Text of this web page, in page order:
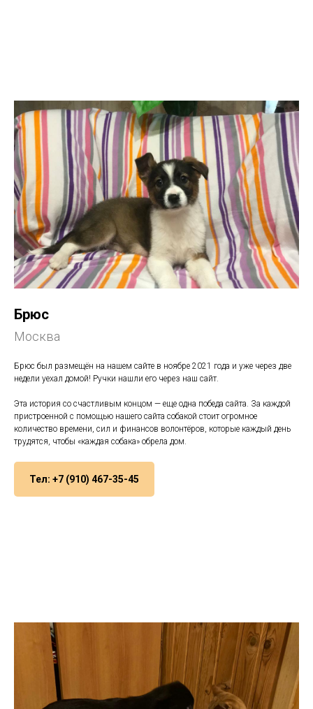
Брюс
Москва
Брюс был размещён на нашем сайте в ноябре 2021 года и уже через две
недели уехал домой! Ручки нашли его через наш сайт.
Эта история со счастливым концом — еще одна победа сайта. За каждой
пристроенной с помощью нашего сайта собакой стоит огромное
количество времени, сил и финансов волонтёров, которые каждый день
трудятся, чтобы «каждая собака» обрела дом.
Тел: +7 (910) 467-35-45